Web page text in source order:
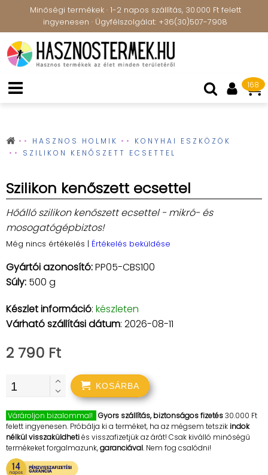
Minőségi termékek · 1-2 napos szállítás, 30.000 Ft felett
ingyenesen · Ügyfélszolgálat: +36(30)507-7908
168
HASZNOS HOLMIK
KONYHAI ESZKÖZÖK
SZILIKON KENŐSZETT ECSETTEL
Szilikon kenőszett ecsettel
Hőálló szilikon kenőszett ecsettel - mikró- és
mosogatógépbiztos!
Még nincs értékelés | Értékelés beküldése
Gyártói azonosító:PP05-CBS100
Súly: 500 g
Készlet információ: készleten
Várható szállítási dátum: 2026-08-11
2 790 Ft
KOSÁRBA
Várároljon bizalommal! Gyors szállítás, biztonságos fizetés30.000 Ft
felett ingyenesen. Próbálja ki a terméket, ha az mégsem tetszikindok
nélkül visszaküldhetiés visszafizetjük az árát! Csak kiválló minőségű
termékeket forgalmazunk,garanciával. Nem fog csalódni!